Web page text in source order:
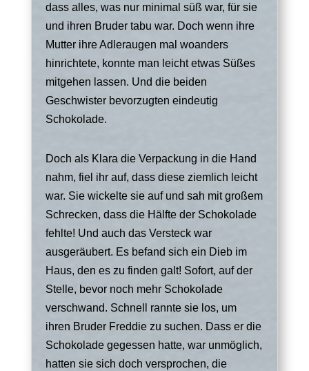
dass alles, was nur minimal süß war, für sie
und ihren Bruder tabu war. Doch wenn ihre
Mutter ihre Adleraugen mal woanders
hinrichtete, konnte man leicht etwas Süßes
mitgehen lassen. Und die beiden
Geschwister bevorzugten eindeutig
Schokolade.
Doch als Klara die Verpackung in die Hand
nahm, fiel ihr auf, dass diese ziemlich leicht
war. Sie wickelte sie auf und sah mit großem
Schrecken, dass die Hälfte der Schokolade
fehlte! Und auch das Versteck war
ausgeräubert. Es befand sich ein Dieb im
Haus, den es zu finden galt! Sofort, auf der
Stelle, bevor noch mehr Schokolade
verschwand. Schnell rannte sie los, um
ihren Bruder Freddie zu suchen. Dass er die
Schokolade gegessen hatte, war unmöglich,
hatten sie sich doch versprochen, die